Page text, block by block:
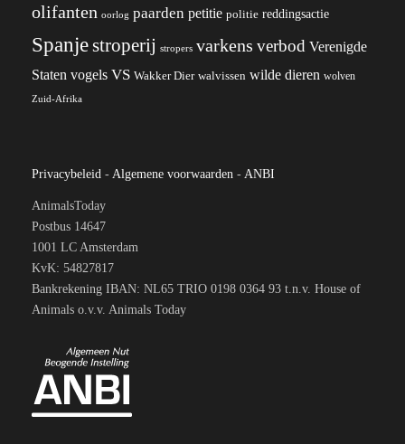
olifanten oorlog paarden petitie politie reddingsactie
Spanjestroperij stropers varkens verbod Verenigde
Staten vogels VS Wakker Dier walvissen wilde dieren wolven
Zuid-Afrika
Privacybeleid - Algemene voorwaarden - ANBI
AnimalsToday
Postbus 14647
1001 LC Amsterdam
KvK: 54827817
Bankrekening IBAN: NL65 TRIO 0198 0364 93 t.n.v. House of
Animals o.v.v. Animals Today